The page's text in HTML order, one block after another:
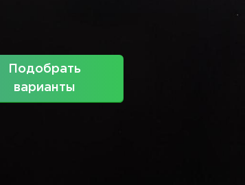
Подобрать
варианты